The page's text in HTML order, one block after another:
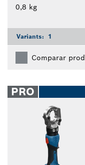
0,8 kg
Variants: 1
Comparar
PRO